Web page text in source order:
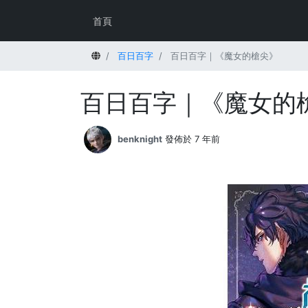
首頁
首頁 百日百字 百日百字｜《魔女的槍尖》
百日百字｜《魔女的
benknight 發佈於 7 年前